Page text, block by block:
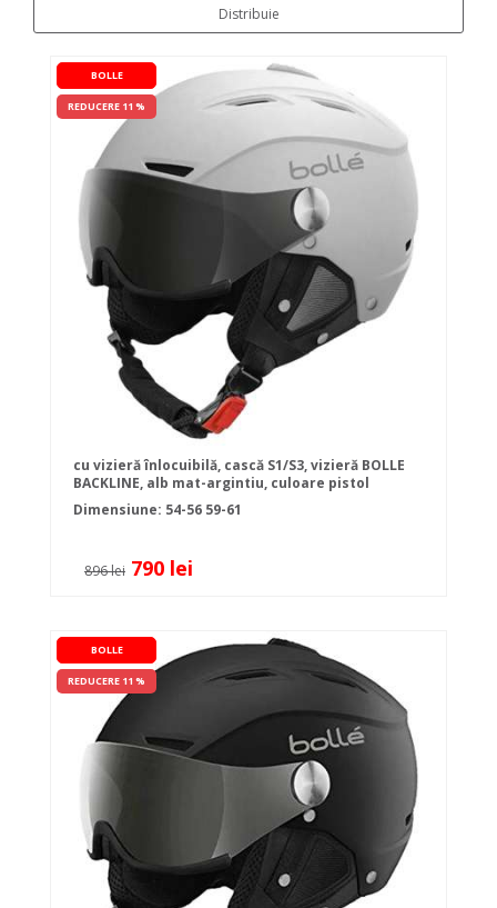
Distribuie
BOLLE
REDUCERE 11 %
cu vizieră înlocuibilă, cască S1/S3, vizieră BOLLE
BACKLINE, alb mat-argintiu, culoare pistol
Dimensiune: 54-56 59-61
896 lei 790 lei
BOLLE
REDUCERE 11 %